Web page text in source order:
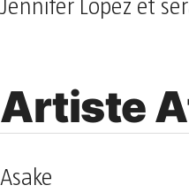
Jennifer Lopez et
Artiste
Asake